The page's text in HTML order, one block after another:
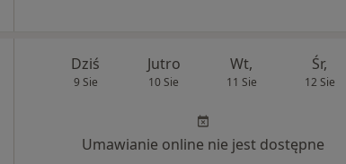
Dziś
9 Sie
Jutro
10 Sie
Wt,
11 Sie
Śr,
12 Sie
Umawianie online nie jest dostępne